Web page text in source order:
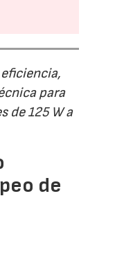
para
de 125 W a
de